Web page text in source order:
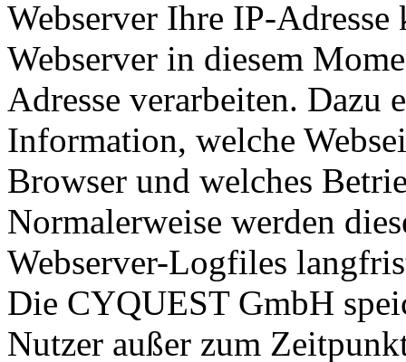
Webserver Ihre IP-
Webserver in diesem
Adresse verarbeiten. Dazu
Information, welche
Browser und welches
Normalerweise werden
Webserver-Logfiles
Die CYQUEST GmbH
Nutzer außer zum